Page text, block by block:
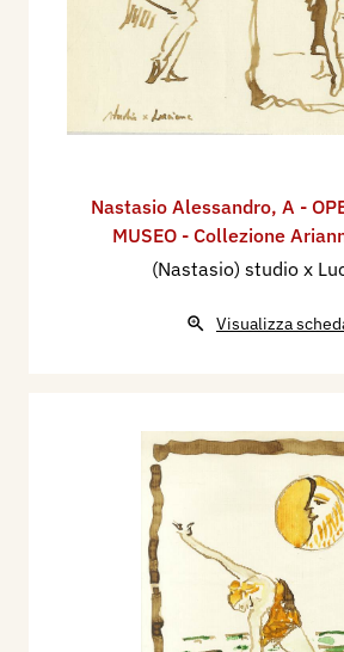
Nastasio Alessandro, A -
MUSEO - Collezione
(Nastasio) studio x
Visualizza